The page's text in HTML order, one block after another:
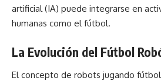
artificial (IA) puede integrarse en
humanas como el fútbol.
La Evolución del Fútbol
El concepto de robots jugando